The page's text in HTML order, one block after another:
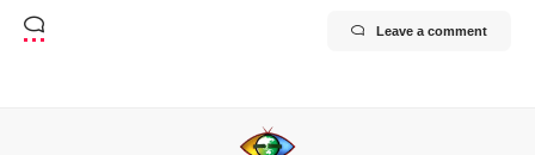
Leave a comment